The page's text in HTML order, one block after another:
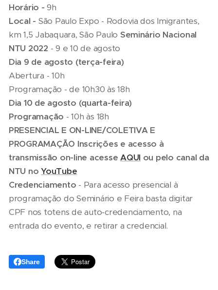
Horário -9h
Local - São Paulo Expo - Rodovia dos Imigrantes,
km 1,5 Jabaquara, São Paulo Seminário Nacional
NTU 2022 - 9 e 10 de agosto
Dia 9 de agosto (terça-feira)
Abertura - 10h
Programação - de 10h30 às 18h
Dia 10 de agosto (quarta-feira)
Programação - 10h às 18h
PRESENCIAL E ON-LINE/COLETIVA E
PROGRAMAÇÃO Inscrições e acesso à
transmissão on-line acesseAQUI ou pelo canal da
NTU noYouTube
Credenciamento - Para acesso presencial à
programação do Seminário e Feira basta digitar
CPF nos totens de auto-credenciamento, na
entrada do evento, e retirar a credencial.
Share